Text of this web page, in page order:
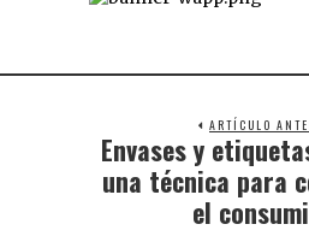
ARTÍCULO
Envases y
una técnica para
el